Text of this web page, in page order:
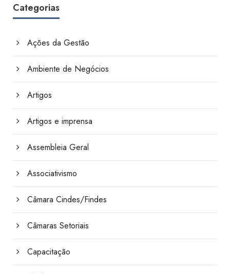
Categorias
Ações da Gestão
Ambiente de Negócios
Artigos
Artigos e imprensa
Assembleia Geral
Associativismo
Câmara Cindes/Findes
Câmaras Setoriais
Capacitação